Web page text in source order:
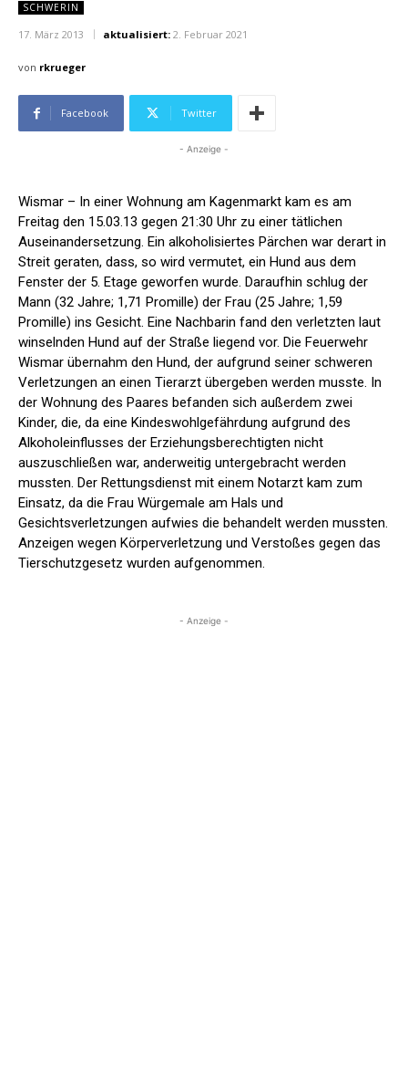
SCHWERIN
17. März 2013 aktualisiert: 2. Februar 2021
von rkrueger
Facebook Twitter
- Anzeige -
Wismar – In einer Wohnung am Kagenmarkt kam es am
Freitag den 15.03.13 gegen 21:30 Uhr zu einer tätlichen
Auseinandersetzung. Ein alkoholisiertes Pärchen war derart in
Streit geraten, dass, so wird vermutet, ein Hund aus dem
Fenster der 5. Etage geworfen wurde. Daraufhin schlug der
Mann (32 Jahre; 1,71 Promille) der Frau (25 Jahre; 1,59
Promille) ins Gesicht. Eine Nachbarin fand den verletzten laut
winselnden Hund auf der Straße liegend vor. Die Feuerwehr
Wismar übernahm den Hund, der aufgrund seiner schweren
Verletzungen an einen Tierarzt übergeben werden musste. In
der Wohnung des Paares befanden sich außerdem zwei
Kinder, die, da eine Kindeswohlgefährdung aufgrund des
Alkoholeinflusses der Erziehungsberechtigten nicht
auszuschließen war, anderweitig untergebracht werden
mussten. Der Rettungsdienst mit einem Notarzt kam zum
Einsatz, da die Frau Würgemale am Hals und
Gesichtsverletzungen aufwies die behandelt werden mussten.
Anzeigen wegen Körperverletzung und Verstoßes gegen das
Tierschutzgesetz wurden aufgenommen.
- Anzeige -